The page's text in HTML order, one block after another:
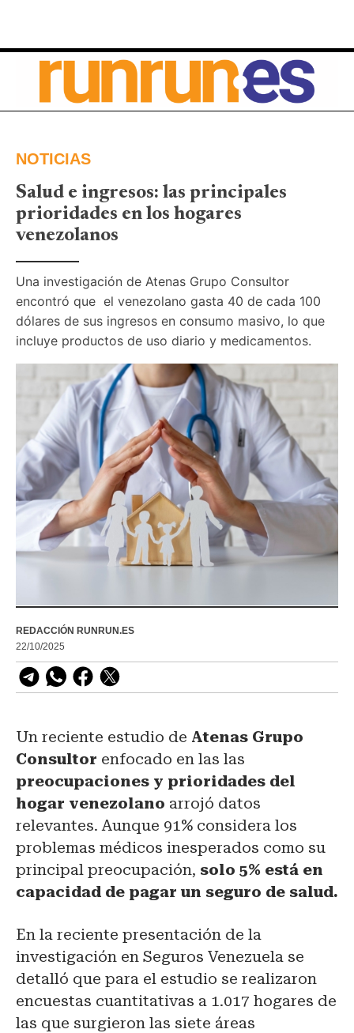
NOTICIAS
Salud e ingresos: las principales
prioridades en los hogares
venezolanos
Una investigación de Atenas Grupo Consultor
encontró que  el venezolano gasta 40 de cada 100
dólares de sus ingresos en consumo masivo, lo que
incluye productos de uso diario y medicamentos.
REDACCIÓN RUNRUN.ES
22/10/2025
Un reciente estudio de Atenas Grupo
Consultor enfocado en las las
preocupaciones y prioridades del
hogar venezolano arrojó datos
relevantes. Aunque 91% considera los
problemas médicos inesperados como su
principal preocupación, solo 5% está en
capacidad de pagar un seguro de salud.
En la reciente presentación de la
investigación en Seguros Venezuela se
detalló que para el estudio se realizaron
encuestas cuantitativas a 1.017 hogares de
las que surgieron las siete áreas